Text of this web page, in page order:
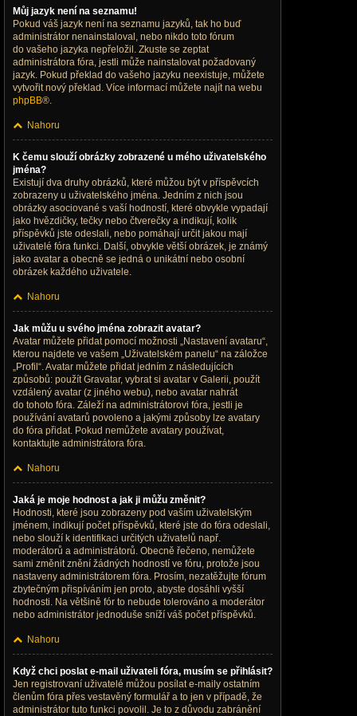
Můj jazyk není na seznamu!
Pokud váš jazyk není na seznamu jazyků, tak ho buď
administrátor nenainstaloval, nebo nikdo toto fórum
do vašeho jazyka nepřeložil. Zkuste se zeptat
administrátora fóra, jestli může nainstalovat požadovaný
jazyk. Pokud překlad do vašeho jazyku neexistuje, můžete
vytvořit nový překlad. Více informací můžete najít na webu
phpBB®.
Nahoru
K čemu slouží obrázky zobrazené u mého uživatelského
jména?
Existují dva druhy obrázků, které můžou být v příspěvcích
zobrazeny u uživatelského jména. Jedním z nich jsou
obrázky asociované s vaší hodností, které obvykle vypadají
jako hvězdičky, tečky nebo čtverečky a indikují, kolik
příspěvků jste odeslali, nebo pomáhají určit jakou mají
uživatelé fóra funkci. Další, obvykle větší obrázek, je známý
jako avatar a obecně se jedná o unikátní nebo osobní
obrázek každého uživatele.
Nahoru
Jak můžu u svého jména zobrazit avatar?
Avatar můžete přidat pomocí možnosti „Nastavení avataru“,
kterou najdete ve vašem „Uživatelském panelu“ na záložce
„Profil“. Avatar můžete přidat jedním z následujících
způsobů: použít Gravatar, vybrat si avatar v Galerii, použít
vzdálený avatar (z jiného webu), nebo avatar nahrát
do tohoto fóra. Záleží na administrátorovi fóra, jestli je
používání avatarů povoleno a jakými způsoby lze avatary
do fóra přidat. Pokud nemůžete avatary používat,
kontaktujte administrátora fóra.
Nahoru
Jaká je moje hodnost a jak ji můžu změnit?
Hodnosti, které jsou zobrazeny pod vaším uživatelským
jménem, indikují počet příspěvků, které jste do fóra odeslali,
nebo slouží k identifikaci určitých uživatelů např.
moderátorů a administrátorů. Obecně řečeno, nemůžete
sami změnit znění žádných hodností ve fóru, protože jsou
nastaveny administrátorem fóra. Prosím, nezatěžujte fórum
zbytečným přispíváním jen proto, abyste dosáhli vyšší
hodnosti. Na většině fór to nebude tolerováno a moderátor
nebo administrátor jednoduše sníží váš počet příspěvků.
Nahoru
Když chci poslat e-mail uživateli fóra, musím se přihlásit?
Jen registrovaní uživatelé můžou posílat e-maily ostatním
členům fóra přes vestavěný formulář a to jen v případě, že
administrátor tuto funkci povolil. Je to z důvodu zabránění